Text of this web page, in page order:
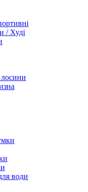
/ Худі
води